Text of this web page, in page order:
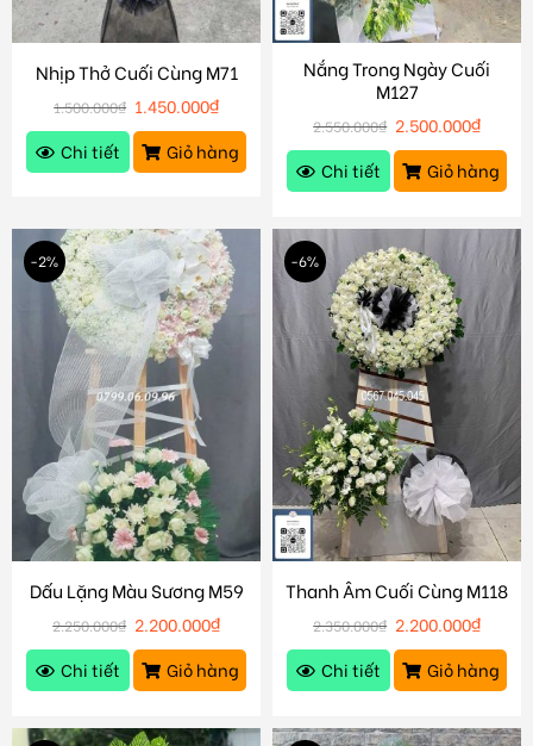
Nhịp Thở Cuối Cùng M71
1.500.000₫ 1.450.000₫
Chi tiết
Giỏ hàng
Nắng Trong Ngày Cuối
M127
2.550.000₫ 2.500.000₫
Chi tiết
Giỏ hàng
-2%
Dấu Lặng Màu Sương M59
2.250.000₫ 2.200.000₫
Chi tiết
Giỏ hàng
-6%
Thanh Âm Cuối Cùng M118
2.350.000₫ 2.200.000₫
Chi tiết
Giỏ hàng